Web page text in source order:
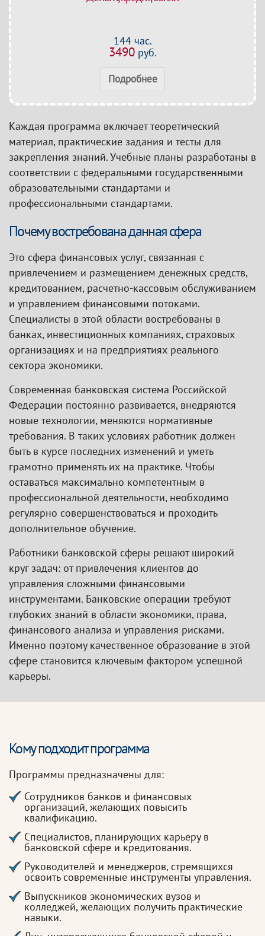
144 час.
3490руб.
Подробнее
Каждая программа включает теоретический
материал, практические задания и тесты для
закрепления знаний. Учебные планы разработаны в
соответствии с федеральными государственными
образовательными стандартами и
профессиональными стандартами.
Почему востребована данная сфера
Это сфера финансовых услуг, связанная с
привлечением и размещением денежных средств,
кредитованием, расчетно-кассовым обслуживанием
и управлением финансовыми потоками.
Специалисты в этой области востребованы в
банках, инвестиционных компаниях, страховых
организациях и на предприятиях реального
сектора экономики.
Современная банковская система Российской
Федерации постоянно развивается, внедряются
новые технологии, меняются нормативные
требования. В таких условиях работник должен
быть в курсе последних изменений и уметь
грамотно применять их на практике. Чтобы
оставаться максимально компетентным в
профессиональной деятельности, необходимо
регулярно совершенствоваться и проходить
дополнительное обучение.
Работники банковской сферы решают широкий
круг задач: от привлечения клиентов до
управления сложными финансовыми
инструментами. Банковские операции требуют
глубоких знаний в области экономики, права,
финансового анализа и управления рисками.
Именно поэтому качественное образование в этой
сфере становится ключевым фактором успешной
карьеры.
Кому подходит программа
Программы предназначены для:
Сотрудников банков и финансовых
организаций, желающих повысить
квалификацию.
Специалистов, планирующих карьеру в
банковской сфере и кредитования.
Руководителей и менеджеров, стремящихся
освоить современные инструменты управления.
Выпускников экономических вузов и
колледжей, желающих получить практические
навыки.